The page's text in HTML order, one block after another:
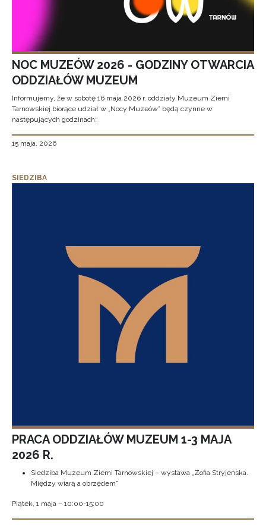
NOC MUZEÓW 2026 - GODZINY OTWARCIA
ODDZIAŁÓW MUZEUM
Informujemy, że w sobotę 16 maja 2026 r. oddziały Muzeum Ziemi
Tarnowskiej biorące udział w „Nocy Muzeów” będą czynne w
następujących godzinach:
15 maja, 2026
SIEDZIBA
PRACA ODDZIAŁÓW MUZEUM 1-3 MAJA
2026 R.
Siedziba Muzeum Ziemi Tarnowskiej – wystawa „Zofia Stryjeńska.
Między wiarą a obrzędem”
Piątek, 1 maja – 10:00-15:00